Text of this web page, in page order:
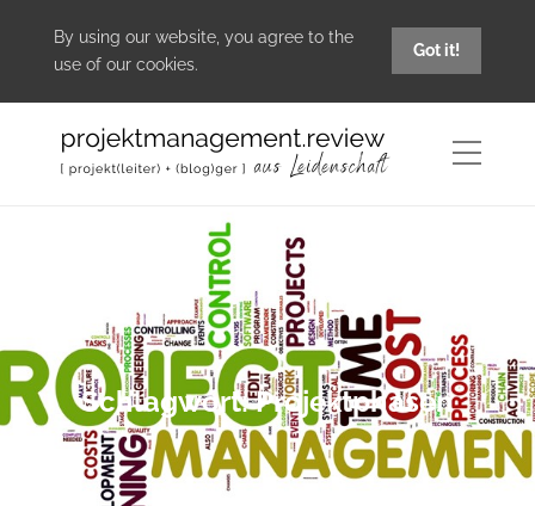
By using our website, you agree to the
use of our cookies.
Got it!
Schlagwort:Projektphasen